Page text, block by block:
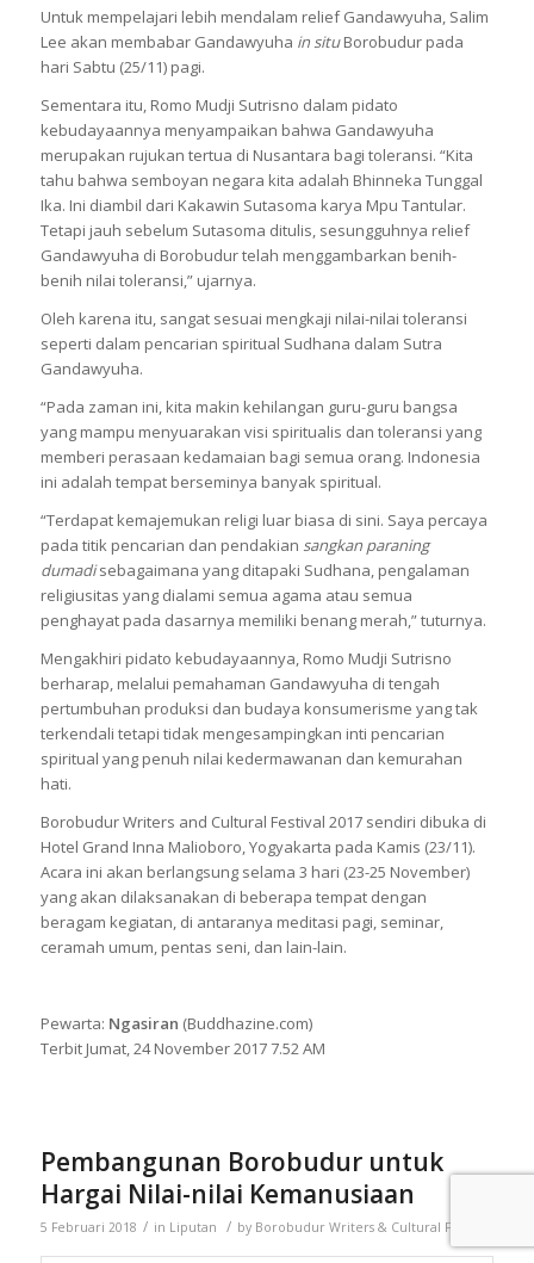
Untuk mempelajari lebih mendalam relief Gandawyuha, Salim
Lee akan membabar Gandawyuha in situBorobudur pada
hari Sabtu (25/11) pagi.
Sementara itu, Romo Mudji Sutrisno dalam pidato
kebudayaannya menyampaikan bahwa Gandawyuha
merupakan rujukan tertua di Nusantara bagi toleransi. “Kita
tahu bahwa semboyan negara kita adalah Bhinneka Tunggal
Ika. Ini diambil dari Kakawin Sutasoma karya Mpu Tantular.
Tetapi jauh sebelum Sutasoma ditulis, sesungguhnya relief
Gandawyuha di Borobudur telah menggambarkan benih-
benih nilai toleransi,” ujarnya.
Oleh karena itu, sangat sesuai mengkaji nilai-nilai toleransi
seperti dalam pencarian spiritual Sudhana dalam Sutra
Gandawyuha.
“Pada zaman ini, kita makin kehilangan guru-guru bangsa
yang mampu menyuarakan visi spiritualis dan toleransi yang
memberi perasaan kedamaian bagi semua orang. Indonesia
ini adalah tempat berseminya banyak spiritual.
“Terdapat kemajemukan religi luar biasa di sini. Saya percaya
pada titik pencarian dan pendakian sangkan paraning
dumadisebagaimana yang ditapaki Sudhana, pengalaman
religiusitas yang dialami semua agama atau semua
penghayat pada dasarnya memiliki benang merah,” tuturnya.
Mengakhiri pidato kebudayaannya, Romo Mudji Sutrisno
berharap, melalui pemahaman Gandawyuha di tengah
pertumbuhan produksi dan budaya konsumerisme yang tak
terkendali tetapi tidak mengesampingkan inti pencarian
spiritual yang penuh nilai kedermawanan dan kemurahan
hati.
Borobudur Writers and Cultural Festival 2017 sendiri dibuka di
Hotel Grand Inna Malioboro, Yogyakarta pada Kamis (23/11).
Acara ini akan berlangsung selama 3 hari (23-25 November)
yang akan dilaksanakan di beberapa tempat dengan
beragam kegiatan, di antaranya meditasi pagi, seminar,
ceramah umum, pentas seni, dan lain-lain.
Pewarta: Ngasiran (Buddhazine.com)
Terbit Jumat, 24 November 2017 7.52 AM
Pembangunan Borobudur untuk
Hargai Nilai-nilai Kemanusiaan
5 Februari 2018 / in Liputan / by Borobudur Writers & Cultural Festival